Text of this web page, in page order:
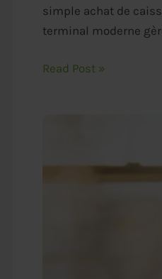
simple achat de
terminal moderne
Read Post »